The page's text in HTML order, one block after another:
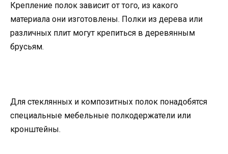
Крепление полок зависит от того, из какого
материала они изготовлены. Полки из дерева или
различных плит могут крепиться в деревянным
брусьям.
Для стеклянных и композитных полок понадобятся
специальные мебельные полкодержатели или
кронштейны.